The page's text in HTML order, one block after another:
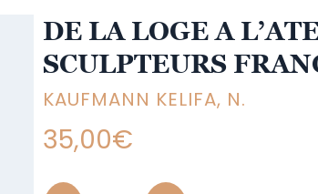
DE LA LOGE A
SCULPTEURS
KAUFMANN KELIFA, N.
35,00€